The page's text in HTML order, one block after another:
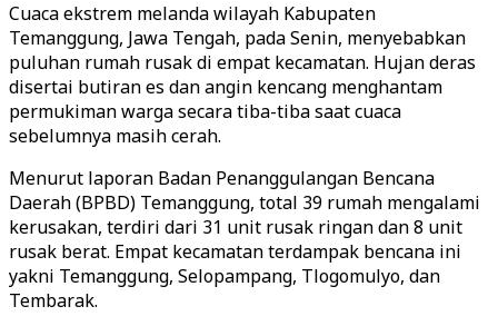
Cuaca ekstrem melanda wilayah Kabupaten
Temanggung, Jawa Tengah, pada Senin, menyebabkan
puluhan rumah rusak di empat kecamatan. Hujan deras
disertai butiran es dan angin kencang menghantam
permukiman warga secara tiba-tiba saat cuaca
sebelumnya masih cerah.
Menurut laporan Badan Penanggulangan Bencana
Daerah (BPBD) Temanggung, total 39 rumah mengalami
kerusakan, terdiri dari 31 unit rusak ringan dan 8 unit
rusak berat. Empat kecamatan terdampak bencana ini
yakni Temanggung, Selopampang, Tlogomulyo, dan
Tembarak.